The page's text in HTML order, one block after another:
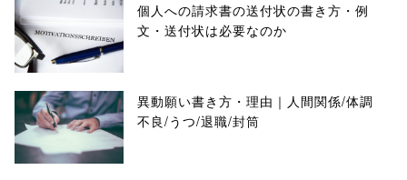
個人への請求書の送付状の書き方・例
文・送付状は必要なのか
異動願い書き方・理由｜人間関係/体調
不良/うつ/退職/封筒